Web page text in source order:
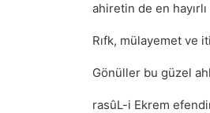
ahiretin de en
Rıfk, mülayemet ve
Gönüller bu güzel
rasûL-i Ekrem